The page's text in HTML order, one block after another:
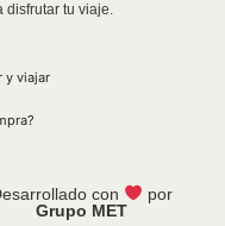
disfrutar tu viaje.
y viajar
con
por
Grupo MET